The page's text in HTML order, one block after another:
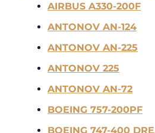
AIRBUS A330-200F
ANTONOV AN-124
ANTONOV AN-225
ANTONOV 225
ANTONOV AN-72
BOEING 757-200PF
BOEING 747-400